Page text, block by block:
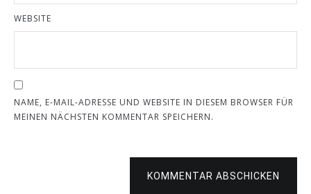
WEBSITE
NAME, E-MAIL-ADRESSE UND WEBSITE IN DIESEM BROWSER FÜR
MEINEN NÄCHSTEN KOMMENTAR SPEICHERN.
KOMMENTAR ABSCHICKEN